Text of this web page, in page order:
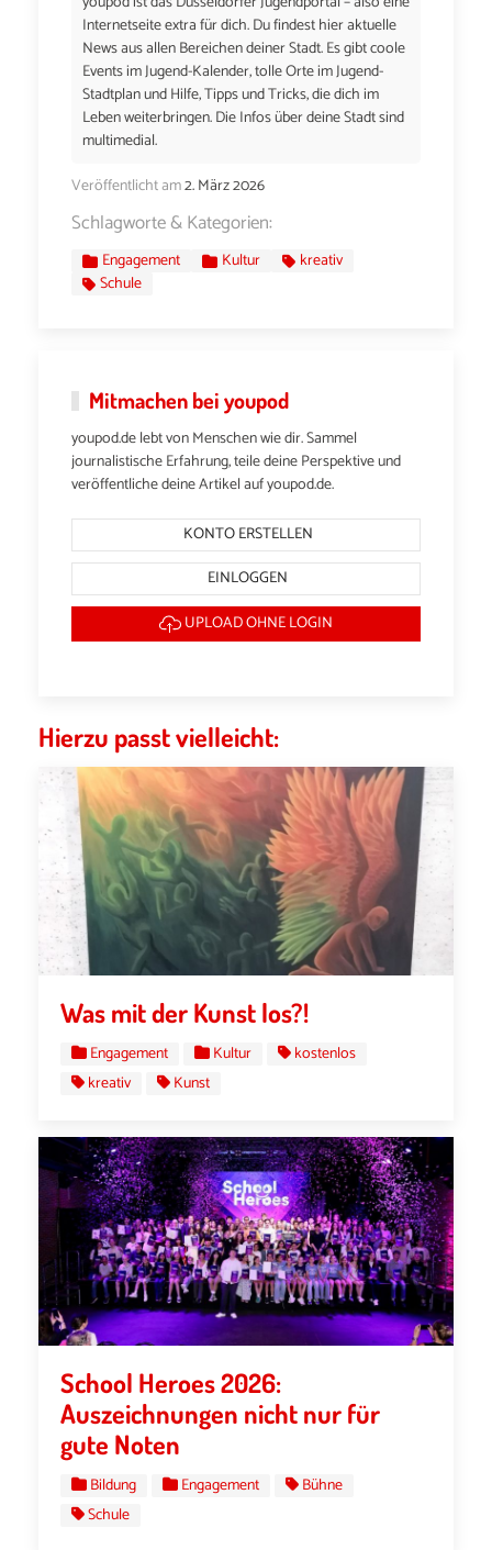
Internetseite extra für dich. Du findest hier aktuelle
News aus allen Bereichen deiner Stadt. Es gibt coole
Events im Jugend-Kalender, tolle Orte im Jugend-
Stadtplan und Hilfe, Tipps und Tricks, die dich im
Leben weiterbringen. Die Infos über deine Stadt sind
multimedial.
Veröffentlicht am2. März 2026
Schlagworte & Kategorien:
Engagement Kultur
kreativ
Schule
Mitmachen bei youpod
youpod.de lebt von Menschen wie dir. Sammel
journalistische Erfahrung, teile deine Perspektive und
veröffentliche deine Artikel auf youpod.de.
KONTO ERSTELLEN
EINLOGGEN
UPLOAD OHNE LOGIN
Hierzu passt vielleicht:
Was mit der Kunst los?!
Engagement Kultur
kostenlos
kreativ
Kunst
School Heroes 2026:
Auszeichnungen nicht nur für
gute Noten
Bildung Engagement
Bühne
Schule